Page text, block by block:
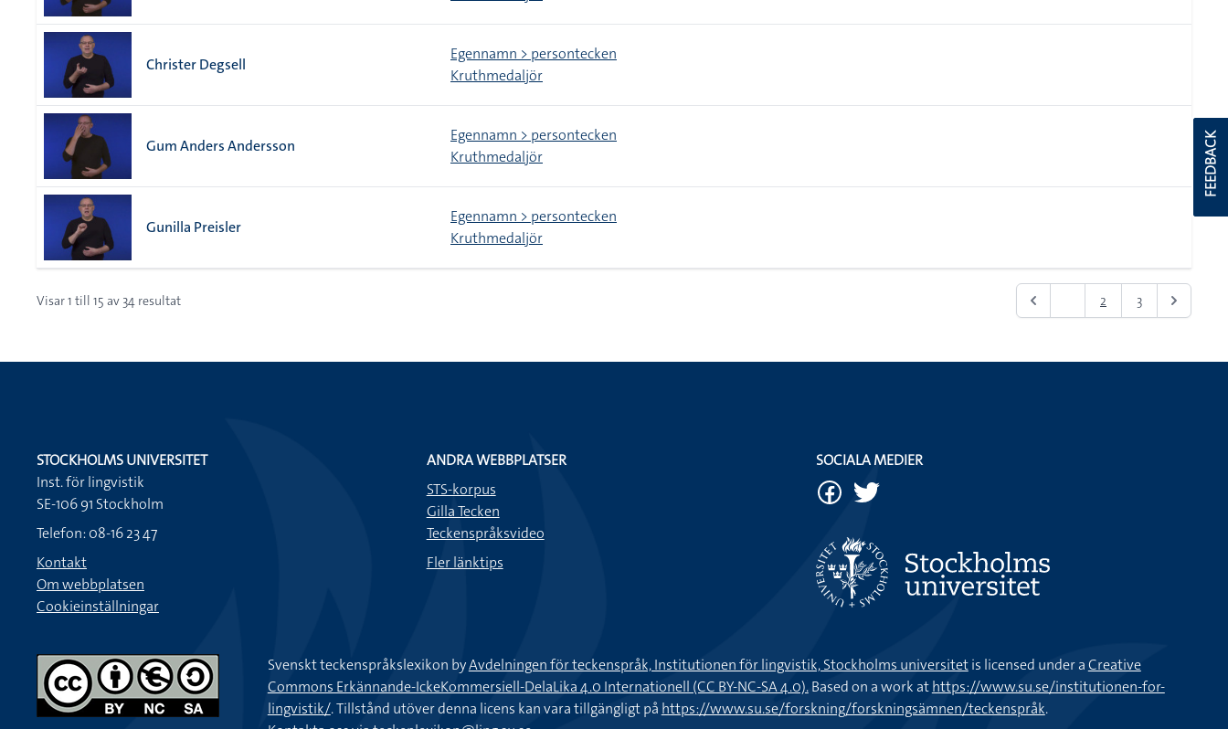
Christer Degsell
Egennamn > persontecken
Kruthmedaljör
Gum Anders Andersson
Egennamn > persontecken
Kruthmedaljör
Gunilla Preisler
Egennamn > persontecken
Kruthmedaljör
Visar1 till 15 av 34 resultat 2 3
FEEDBACK
STOCKHOLMS UNIVERSITET
Inst. för lingvistik
SE-106 91 Stockholm
Telefon: 08-16 23 47
Kontakt
Om webbplatsen
Cookieinställningar
ANDRA WEBBPLATSER
STS-korpus
Gilla Tecken
Teckenspråksvideo
Fler länktips
SOCIALA MEDIER
Svenskt teckenspråkslexikon byAvdelningen för teckenspråk, Institutionen för lingvistik, Stockholms universitetis licensed under aCreative
Commons Erkännande-IckeKommersiell-DelaLika 4.0 Internationell (CC BY-NC-SA 4.0).Based on a work athttps://www.su.se/institutionen-for-
lingvistik/. Tillstånd utöver denna licens kan vara tillgängligt på https://www.su.se/forskning/forskningsämnen/teckenspråk.